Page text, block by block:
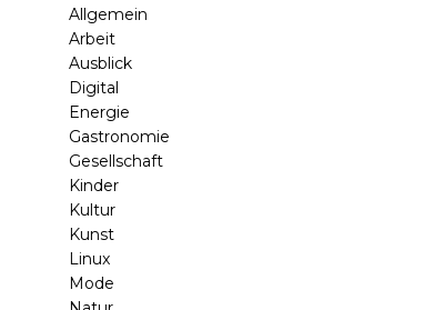
Allgemein
Arbeit
Ausblick
Digital
Energie
Gastronomie
Gesellschaft
Kinder
Kultur
Kunst
Linux
Mode